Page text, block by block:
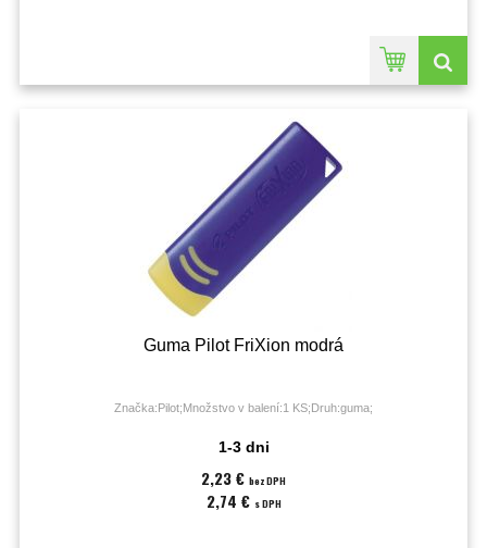
Guma Pilot FriXion modrá
Značka:Pilot;Množstvo v balení:1 KS;Druh:guma;
1-3 dni
2,23 € bez DPH
2,74 € s DPH